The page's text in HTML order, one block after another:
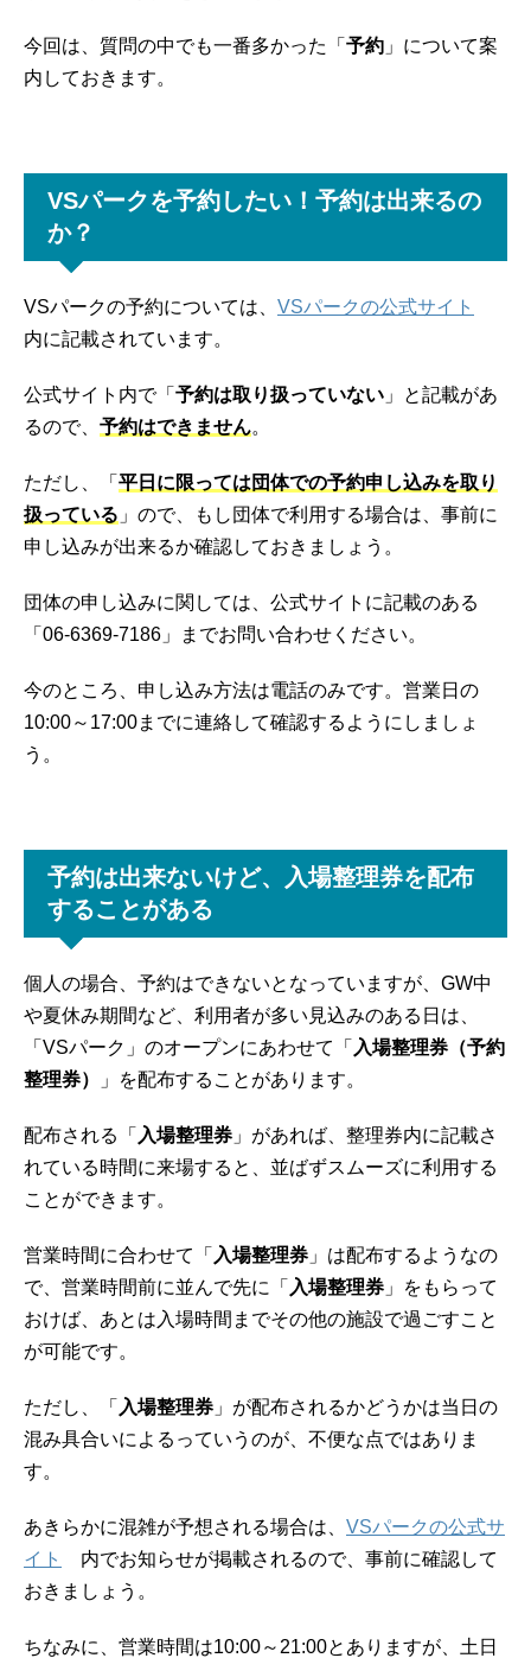
今回は、質問の中でも一番多かった「 予約 」について案
内しておきます。
VSパークを予約したい！予約は出来るの
か？
VSパークの予約については、 VSパークの公式サイト
内に記載されています。
公式サイト内で「 予約は取り扱っていない 」と記載があ
るので、 予約はできません。
ただし、「 平日に限っては団体での予約申し込みを取り
扱っている 」ので、もし団体で利用する場合は、事前に
申し込みが出来るか確認しておきましょう。
団体の申し込みに関しては、公式サイトに記載のある
「06-6369-7186」までお問い合わせください。
今のところ、申し込み方法は電話のみです。営業日の
10:00～17:00までに連絡して確認するようにしましょ
う。
予約は出来ないけど、入場整理券を配布
することがある
個人の場合、予約はできないとなっていますが、GW中
や夏休み期間など、利用者が多い見込みのある日は、
「VSパーク」のオープンにあわせて「 入場整理券（予約
整理券）
」を配布することがあります。
配布される「 入場整理券 」があれば、整理券内に記載さ
れている時間に来場すると、並ばずスムーズに利用する
ことができます。
営業時間に合わせて「 入場整理券 」は配布するようなの
で、営業時間前に並んで先に「 入場整理券 」をもらって
おけば、あとは入場時間までその他の施設で過ごすこと
が可能です。
ただし、「 入場整理券 」が配布されるかどうかは当日の
混み具合いによるっていうのが、不便な点ではありま
す。
あきらかに混雑が予想される場合は、 VSパークの公式サ
イト
内でお知らせが掲載されるので、事前に確認して
おきましょう。
ちなみに、営業時間は10:00～21:00とありますが、土日